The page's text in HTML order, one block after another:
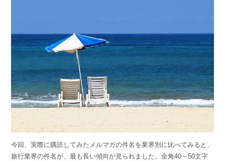
今回、実際に購読してみたメルマガの件名を業界別に比べてみると、
旅行業界の件名が、最も長い傾向が見られました。全角40～50文字